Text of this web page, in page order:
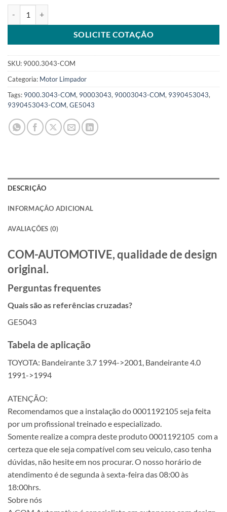
SOLICITE COTAÇÃO
SKU: 9000.3043-COM
Categoria: Motor Limpador
Tags: 9000.3043-COM, 90003043, 90003043-COM, 9390453043,
9390453043-COM, GE5043
DESCRIÇÃO
INFORMAÇÃO ADICIONAL
AVALIAÇÕES (0)
COM-AUTOMOTIVE, qualidade de design
original.
Perguntas frequentes
Quais são as referências cruzadas?
GE5043
Tabela de aplicação
TOYOTA: Bandeirante 3.7 1994->2001, Bandeirante 4.0
1991->1994
ATENÇÃO:
Recomendamos que a instalação do 0001192105 seja feita
por um profissional treinado e especializado.
Somente realize a compra deste produto 0001192105 com a
certeza que ele seja compatível com seu veiculo, caso tenha
dúvidas, não hesite em nos procurar. O nosso horário de
atendimento é de segunda à sexta-feira das 08:00 às
18:00hrs.
Sobre nós